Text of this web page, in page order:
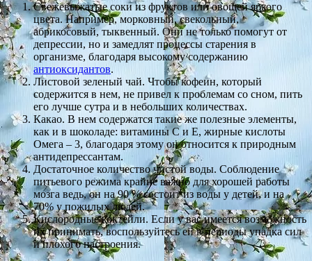
Свежевыжатые соки из фруктов или овощей яркого
цвета. Например, морковный, свекольный,
абрикосовый, тыквенный. Они не только помогут от
депрессии, но и замедлят процессы старения в
организме, благодаря высокому содержанию
антиоксидантов.
Листовой зеленый чай. Чтобы кофеин, который
содержится в нем, не привел к проблемам со сном, пить
его лучше сутра и в небольших количествах.
Какао. В нем содержатся такие же полезные элементы,
как и в шоколаде: витамины С и Е, жирные кислоты
Омега – 3, благодаря этому он относится к природным
антидепрессантам.
Достаточное количество чистой воды. Соблюдение
питьевого режима крайне важно для хорошей работы
мозга ведь, он на 90 % состоит из воды у детей, и на
70% у пожилых людей.
Кислородные коктейли. Если у вас имеется возможность
их принимать, воспользуйтесь ей в периоды упадка сил
и плохого настроения.